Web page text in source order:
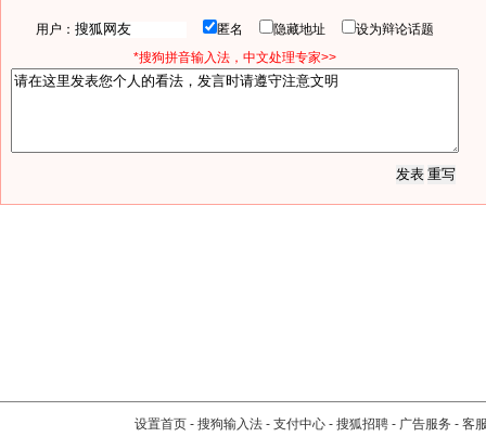
用户： 匿名 隐藏地址
设为辩论话题
*搜狗拼音输入法，中文处理专家>>
设置首页 - 搜狗输入法 - 支付中心 - 搜狐招聘 - 广告服务 - 客